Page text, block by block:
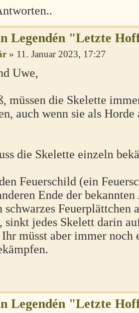
Legendén "Letzte
» 11. Januar 2023, 17:27
Uwe,
müssen die Skelette
auch wenn sie als
die Skelette einzeln
Feuerschild (ein
Ende der
schwarzes Feuerplättchen
sinkt jedes Skelett darin
müsst aber immer noch
Legendén "Letzte